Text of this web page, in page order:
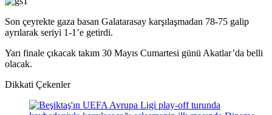
Son çeyrekte gaza basan Galatarasay karşılaşmadan 78-75 galip
ayrılarak seriyi 1-1’e getirdi.
Yarı finale çıkacak takım 30 Mayıs Cumartesi günü Akatlar’da belli
olacak.
Dikkati Çekenler